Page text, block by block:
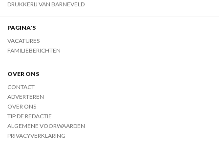
DRUKKERIJ VAN BARNEVELD
PAGINA'S
VACATURES
FAMILIEBERICHTEN
OVER ONS
CONTACT
ADVERTEREN
OVER ONS
TIP DE REDACTIE
ALGEMENE VOORWAARDEN
PRIVACYVERKLARING